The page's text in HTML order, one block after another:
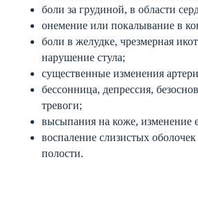
боли за грудиной, в области
онемение или покалывание в
боли в желудке, чрезмерная
нарушение стула;
существенные изменения
бессонница, депрессия,
тревоги;
высыпания на коже, изменение
воспаление слизистых оболочек
полости.